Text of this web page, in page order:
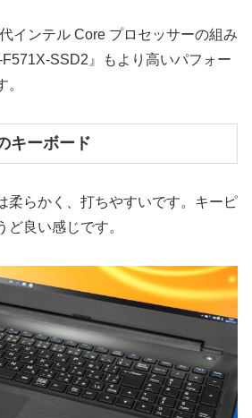
インテル Core プロセッサーの組み
SSD2』もより高いパフォー
キーボード
柔らかく、打ちやすいです。キーピ
ど良い感じです。